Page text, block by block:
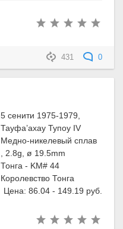
431 0
5 сенити 1975-1979,
Тауфа’ахау Тупоу IV
Медно-никелевый сплав
, 2.8g, ø 19.5mm
Тонга - KM# 44
Королевство Тонга
Цена: 86.04 - 149.19 руб.